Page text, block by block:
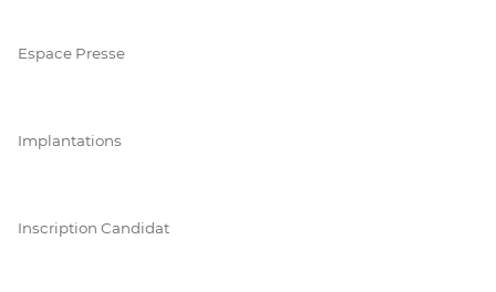
Espace Presse
Implantations
Inscription Candidat